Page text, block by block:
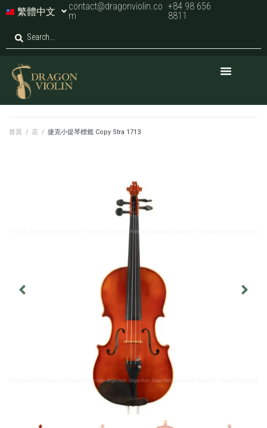
繁體中文
contact@dragonviolin.co
m
+84 98 656
8811
首頁 / 店 / 捷克小提琴標籤 Copy Stra 1713